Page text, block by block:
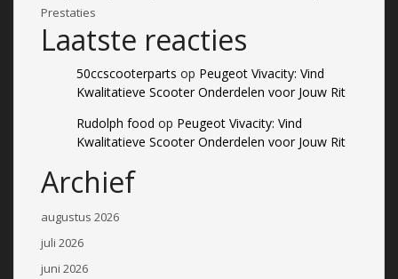
Prestaties
Laatste reacties
50ccscooterparts op Peugeot Vivacity: Vind
Kwalitatieve Scooter Onderdelen voor Jouw Rit
Rudolph food op Peugeot Vivacity: Vind
Kwalitatieve Scooter Onderdelen voor Jouw Rit
Archief
augustus 2026
juli 2026
juni 2026